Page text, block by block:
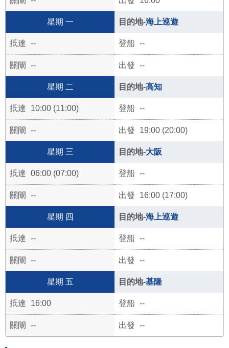
一 海上巡遊
-- --
-- --
二 高知
10:00 (11:00) --
-- 19:00 (20:00)
三 大阪
06:00 (07:00) --
-- 16:00 (17:00)
四 海上巡遊
-- --
-- --
五 基隆
16:00 --
-- --